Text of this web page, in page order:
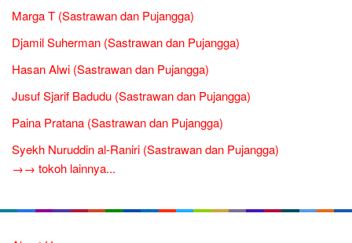
Marga T (Sastrawan dan Pujangga)
Djamil Suherman (Sastrawan dan Pujangga)
Hasan Alwi (Sastrawan dan Pujangga)
Jusuf Sjarif Badudu (Sastrawan dan Pujangga)
Paina Pratana (Sastrawan dan Pujangga)
Syekh Nuruddin al-Raniri (Sastrawan dan Pujangga)
→→ tokoh lainnya...